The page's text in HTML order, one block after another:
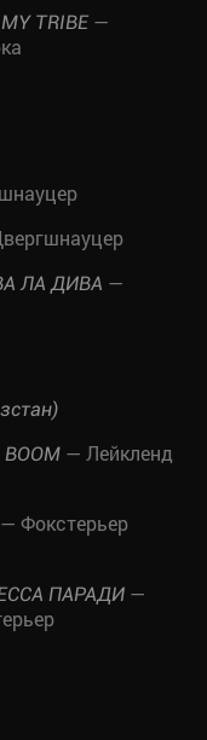
TRIBE —
ЛА ДИВА —
BOOM — Лейкленд
— Фокстерьер
ПАРАДИ —